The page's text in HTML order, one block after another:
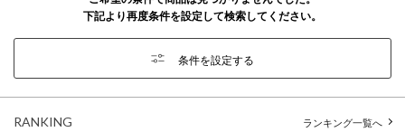
下記より再度条件を設定して検索してください。
条件を設定する
RANKING ランキング一覧へ